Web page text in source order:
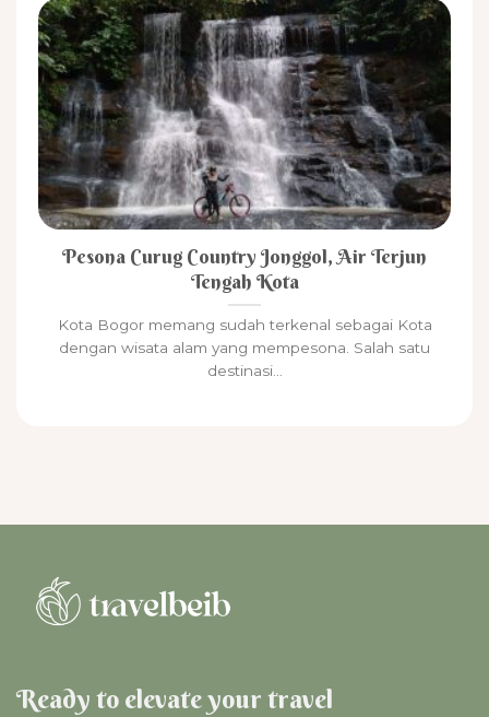
Pesona Curug Country Jonggol, Air Terjun
Tengah Kota
Kota Bogor memang sudah terkenal sebagai Kota
dengan wisata alam yang mempesona. Salah satu
destinasi...
Ready to elevate your travel